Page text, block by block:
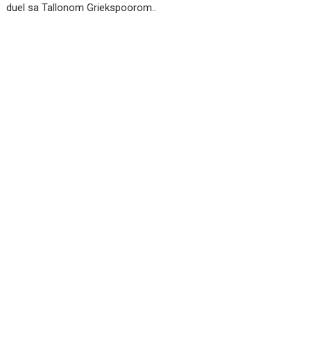
duel sa Tallonom Griekspoorom..